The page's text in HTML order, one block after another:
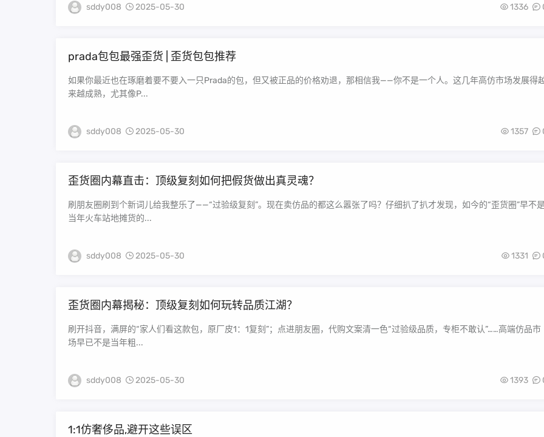
sddy008 2025-05-30 1336
prada包包最强歪货 | 歪货包包推荐
如果你最近也在琢磨着要不要入一只Prada的包，但又被正品的价格劝退，那相信我——你不是一个人。这几年高仿市场发展得
来越成熟，尤其像P...
sddy008 2025-05-30 1357
歪货圈内幕直击：顶级复刻如何把假货做出真灵魂？
刷朋友圈刷到个新词儿给我整乐了——“过验级复刻”。现在卖仿品的都这么嚣张了吗？仔细扒了扒才发现，如今的“歪货圈”早不
当年火车站地摊货的...
sddy008 2025-05-30 1331
歪货圈内幕揭秘：顶级复刻如何玩转品质江湖？
刷开抖音，满屏的“家人们看这款包，原厂皮1：1复刻”；点进朋友圈，代购文案清一色“过验级品质，专柜不敢认”……高端仿品市
场早已不是当年粗...
sddy008 2025-05-30 1393
1:1仿奢侈品,避开这些误区